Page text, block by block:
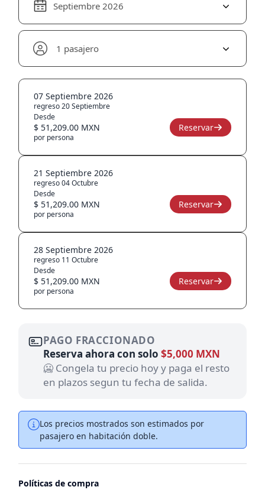
Septiembre 2026
1 pasajero
07 Septiembre 2026
regreso 20 Septiembre
Desde
$ 51,209.00 MXN
por persona
Reservar
21 Septiembre 2026
regreso 04 Octubre
Desde
$ 51,209.00 MXN
por persona
Reservar
28 Septiembre 2026
regreso 11 Octubre
Desde
$ 51,209.00 MXN
por persona
Reservar
PAGO FRACCIONADO
Reserva ahora con solo $5,000 MXN
🥶 Congela tu precio hoy y paga el resto
en plazos segun tu fecha de salida.
Los precios mostrados son estimados por
pasajero en habitación doble.
Políticas de compra